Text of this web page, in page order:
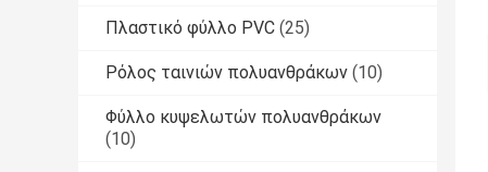
Πλαστικό φύλλο PVC (25)
Ρόλος ταινιών πολυανθράκων (10)
Φύλλο κυψελωτών πολυανθράκων
(10)